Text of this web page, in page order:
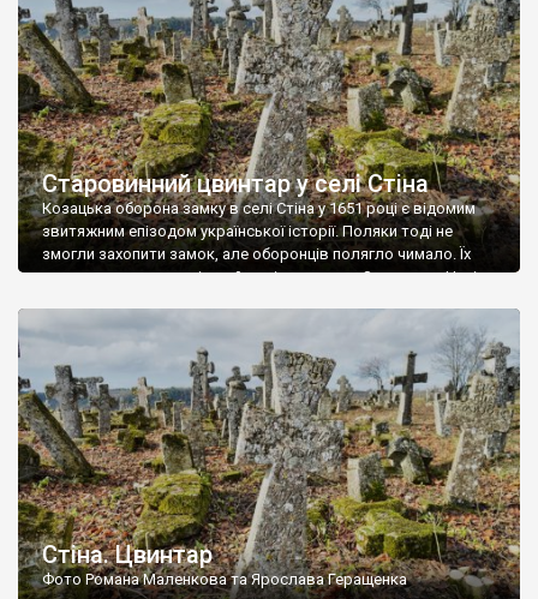
Старовинний цвинтар у селі Стіна
Козацька оборона замку в селі Стіна у 1651 році є відомим
звитяжним епізодом української історії. Поляки тоді не
змогли захопити замок, але оборонців полягло чимало. Їх
поховали на цвинтарі, який тоді називався Замковим. Нині на
ньому чимало хрестів 19 століття, є такі, де епітафії стер […]
Стіна. Цвинтар
Фото Романа Маленкова та Ярослава Геращенка